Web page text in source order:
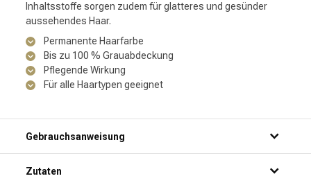
Inhaltsstoffe sorgen zudem für glatteres und gesünder
aussehendes Haar.
Permanente Haarfarbe
Bis zu 100 % Grauabdeckung
Pflegende Wirkung
Für alle Haartypen geeignet
Gebrauchsanweisung
Zutaten